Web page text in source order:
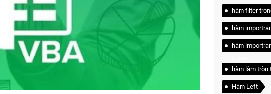
hàm filter
hàm
hàm
hàm làm tròn
Hàm Left